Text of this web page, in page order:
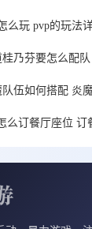
么玩 pvp的玩法
乃芬要怎么配
伍如何搭配 炎